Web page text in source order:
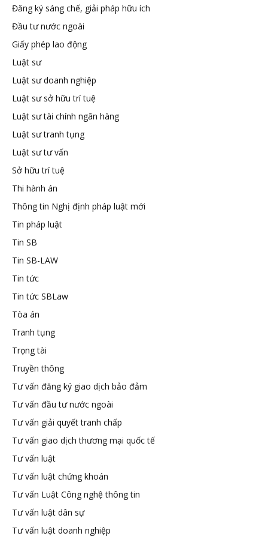
Đăng ký sáng chế, giải pháp hữu ích
Đầu tư nước ngoài
Giấy phép lao động
Luật sư
Luật sư doanh nghiệp
Luật sư sở hữu trí tuệ
Luật sư tài chính ngân hàng
Luật sư tranh tụng
Luật sư tư vấn
Sở hữu trí tuệ
Thi hành án
Thông tin Nghị định pháp luật mới
Tin pháp luật
Tin SB
Tin SB-LAW
Tin tức
Tin tức SBLaw
Tòa án
Tranh tụng
Trọng tài
Truyền thông
Tư vấn đăng ký giao dịch bảo đảm
Tư vấn đầu tư nước ngoài
Tư vấn giải quyết tranh chấp
Tư vấn giao dịch thương mại quốc tế
Tư vấn luật
Tư vấn luật chứng khoán
Tư vấn Luật Công nghệ thông tin
Tư vấn luật dân sự
Tư vấn luật doanh nghiệp